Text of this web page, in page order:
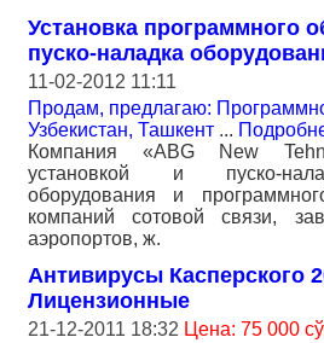
Установка программного
пуско-наладка
11-02-2012 11:11
Продам, предлагаю:
Узбекистан, Ташкент ...
Компания «ABG New
установкой и пуско-
оборудования и
компаний сотовой связи,
аэропортов, ж.
Антивирусы Касперского
Лицензионные
21-12-2011 18:32 Цена: 75 000